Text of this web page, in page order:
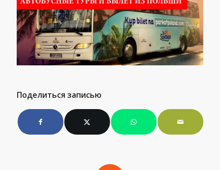
Поделиться записью